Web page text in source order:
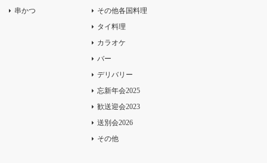
串かつ
その他各国料理
タイ料理
カラオケ
バー
デリバリー
忘新年会2025
歓送迎会2023
送別会2026
その他